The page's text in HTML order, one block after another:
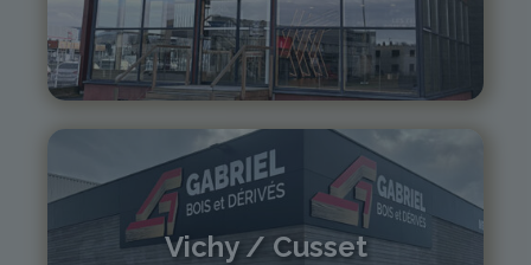
04 73 42 18 38
lexpo@gabriel-sa.fr
Vichy / Cusset